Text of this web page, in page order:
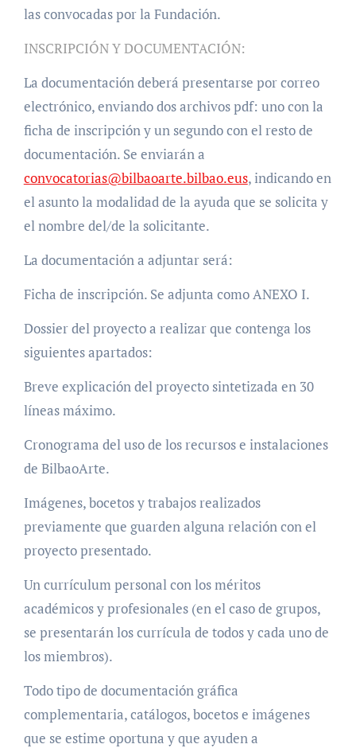
las convocadas por la Fundación.
INSCRIPCIÓN Y DOCUMENTACIÓN:
La documentación deberá presentarse por correo
electrónico, enviando dos archivos pdf: uno con la
ficha de inscripción y un segundo con el resto de
documentación. Se enviarán a
convocatorias@bilbaoarte.bilbao.eus, indicando en
el asunto la modalidad de la ayuda que se solicita y
el nombre del/de la solicitante.
La documentación a adjuntar será:
Ficha de inscripción. Se adjunta como ANEXO I.
Dossier del proyecto a realizar que contenga los
siguientes apartados:
Breve explicación del proyecto sintetizada en 30
líneas máximo.
Cronograma del uso de los recursos e instalaciones
de BilbaoArte.
Imágenes, bocetos y trabajos realizados
previamente que guarden alguna relación con el
proyecto presentado.
Un currículum personal con los méritos
académicos y profesionales (en el caso de grupos,
se presentarán los currícula de todos y cada uno de
los miembros).
Todo tipo de documentación gráfica
complementaria, catálogos, bocetos e imágenes
que se estime oportuna y que ayuden a